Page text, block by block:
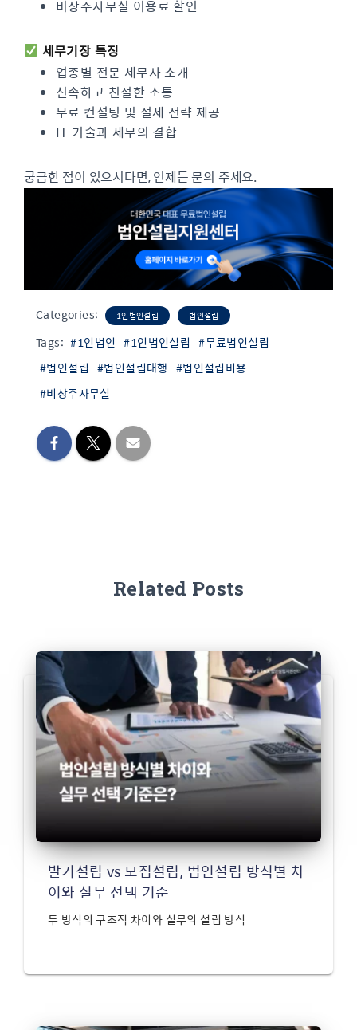
비상주사무실 이용료 할인
세무기장 특징
업종별 전문 세무사 소개
신속하고 친절한 소통
무료 컨설팅 및 절세 전략 제공
IT 기술과 세무의 결합
궁금한 점이 있으시다면, 언제든 문의 주세요.
Categories: 1인법인설립 법인설립
Tags: #1인법인 #1인법인설립 #무료법인설립
#법인설립 #법인설립대행 #법인설립비용
#비상주사무실
Related Posts
발기설립 vs 모집설립, 법인설립 방식별 차
이와 실무 선택 기준
두 방식의 구조적 차이와 실무의 설립 방식